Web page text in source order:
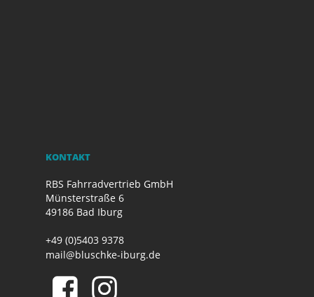
KONTAKT
RBS Fahrradvertrieb GmbH
Münsterstraße 6
49186 Bad Iburg
+49 (0)5403 9378
mail@bluschke-iburg.de